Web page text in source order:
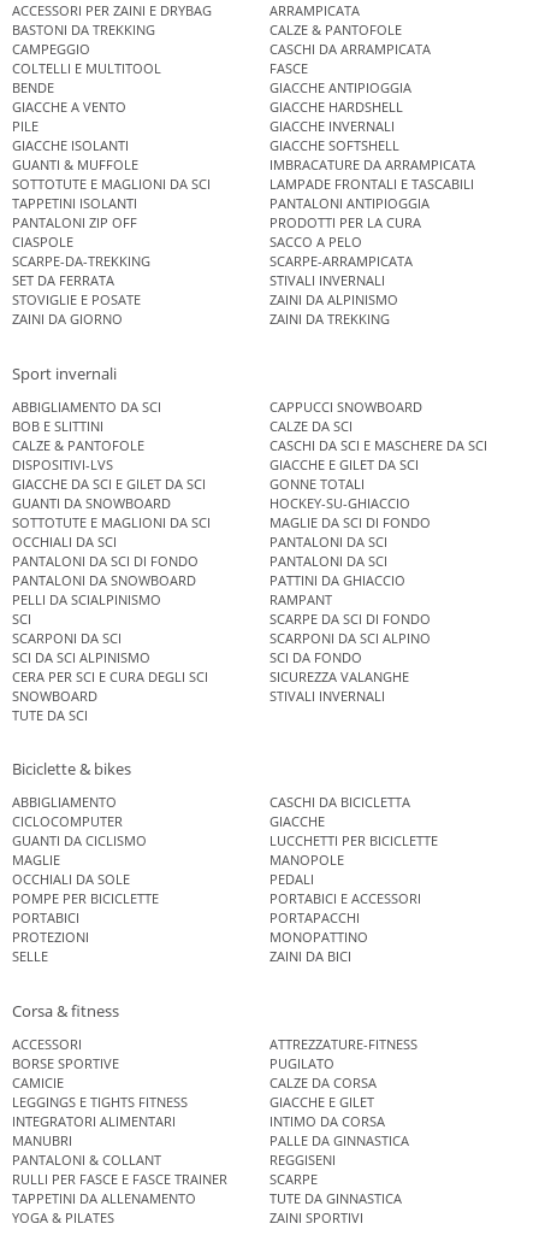
ACCESSORI PER ZAINI E DRYBAG
ARRAMPICATA
BASTONI DA TREKKING
CALZE & PANTOFOLE
CAMPEGGIO
CASCHI DA ARRAMPICATA
COLTELLI E MULTITOOL
FASCE
BENDE
GIACCHE ANTIPIOGGIA
GIACCHE A VENTO
GIACCHE HARDSHELL
PILE
GIACCHE INVERNALI
GIACCHE ISOLANTI
GIACCHE SOFTSHELL
GUANTI & MUFFOLE
IMBRACATURE DA ARRAMPICATA
SOTTOTUTE E MAGLIONI DA SCI
LAMPADE FRONTALI E TASCABILI
TAPPETINI ISOLANTI
PANTALONI ANTIPIOGGIA
PANTALONI ZIP OFF
PRODOTTI PER LA CURA
CIASPOLE
SACCO A PELO
SCARPE-DA-TREKKING
SCARPE-ARRAMPICATA
SET DA FERRATA
STIVALI INVERNALI
STOVIGLIE E POSATE
ZAINI DA ALPINISMO
ZAINI DA GIORNO
ZAINI DA TREKKING
Sport invernali
ABBIGLIAMENTO DA SCI
CAPPUCCI SNOWBOARD
BOB E SLITTINI
CALZE DA SCI
CALZE & PANTOFOLE
CASCHI DA SCI E MASCHERE DA SCI
DISPOSITIVI-LVS
GIACCHE E GILET DA SCI
GIACCHE DA SCI E GILET DA SCI
GONNE TOTALI
GUANTI DA SNOWBOARD
HOCKEY-SU-GHIACCIO
SOTTOTUTE E MAGLIONI DA SCI
MAGLIE DA SCI DI FONDO
OCCHIALI DA SCI
PANTALONI DA SCI
PANTALONI DA SCI DI FONDO
PANTALONI DA SCI
PANTALONI DA SNOWBOARD
PATTINI DA GHIACCIO
PELLI DA SCIALPINISMO
RAMPANT
SCI
SCARPE DA SCI DI FONDO
SCARPONI DA SCI
SCARPONI DA SCI ALPINO
SCI DA SCI ALPINISMO
SCI DA FONDO
CERA PER SCI E CURA DEGLI SCI
SICUREZZA VALANGHE
SNOWBOARD
STIVALI INVERNALI
TUTE DA SCI
Biciclette & bikes
ABBIGLIAMENTO
CASCHI DA BICICLETTA
CICLOCOMPUTER
GIACCHE
GUANTI DA CICLISMO
LUCCHETTI PER BICICLETTE
MAGLIE
MANOPOLE
OCCHIALI DA SOLE
PEDALI
POMPE PER BICICLETTE
PORTABICI E ACCESSORI
PORTABICI
PORTAPACCHI
PROTEZIONI
MONOPATTINO
SELLE
ZAINI DA BICI
Corsa & fitness
ACCESSORI
ATTREZZATURE-FITNESS
BORSE SPORTIVE
PUGILATO
CAMICIE
CALZE DA CORSA
LEGGINGS E TIGHTS FITNESS
GIACCHE E GILET
INTEGRATORI ALIMENTARI
INTIMO DA CORSA
MANUBRI
PALLE DA GINNASTICA
PANTALONI & COLLANT
REGGISENI
RULLI PER FASCE E FASCE TRAINER
SCARPE
TAPPETINI DA ALLENAMENTO
TUTE DA GINNASTICA
YOGA & PILATES
ZAINI SPORTIVI